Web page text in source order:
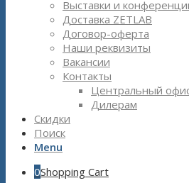
Выставки и
Доставка ZETLAB
Договор-оферта
Наши реквизиты
Вакансии
Контакты
Центральный
Дилерам
Скидки
Поиск
Menu
0Shopping Cart